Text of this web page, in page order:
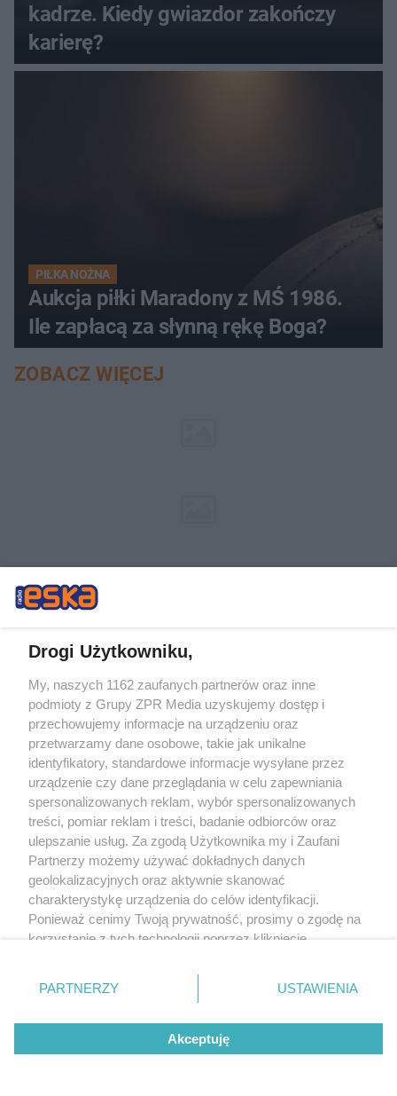
kadrze. Kiedy gwiazdor zakończy
karierę?
PIŁKA NOŻNA
Aukcja piłki Maradony z MŚ 1986.
Ile zapłacą za słynną rękę Boga?
ZOBACZ WIĘCEJ
Żaden utwór zamieszczony w serwisie nie może być powielany i
rozpowszechniany lub dalej rozpowszechniany w jakikolwiek sposób (w
tym także elektroniczny lub mechaniczny) na jakimkolwiek polu
eksploatacji w jakiejkolwiek formie, włącznie z umieszczaniem w Internecie
bez właściwej zgody, jest zabronione pod groźbą kary i może być ścigane
prawnie.
Drogi Użytkowniku,
My, naszych 1162 zaufanych partnerów oraz inne
podmioty z Grupy ZPR Media uzyskujemy dostęp i
przechowujemy informacje na urządzeniu oraz
przetwarzamy dane osobowe, takie jak unikalne
identyfikatory, standardowe informacje wysyłane przez
urządzenie czy dane przeglądania w celu zapewniania
spersonalizowanych reklam, wybór spersonalizowanych
treści, pomiar reklam i treści, badanie odbiorców oraz
ulepszanie usług. Za zgodą Użytkownika my i Zaufani
Partnerzy możemy używać dokładnych danych
geolokalizacyjnych oraz aktywnie skanować
charakterystykę urządzenia do celów identyfikacji.
Ponieważ cenimy Twoją prywatność, prosimy o zgodę na
korzystanie z tych technologii poprzez kliknięcie
zmienić/wycofać klikając przycisk ustawień prywatności
znajdujący się w lewym dolnym rogu strony
rodzaje przetwarzania danych nie wymagają zgody
użytkownika, ale masz prawo sprzeciwić się takiemu
przetwarzaniu. Preferencje będą miały zastosowanie tylko
PARTNERZY USTAWIENIA
Akceptuję